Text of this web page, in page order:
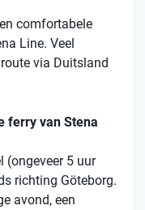
comfortabele
Line. Veel
via Duitsland
ferry van Stena
(ongeveer 5 uur
richting Göteborg.
avond, een